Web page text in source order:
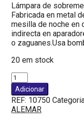
Lámpara de
Fabricada en metal
mesilla de noche en
indirecta en
o zaguanes.Usa
20 em stock
Quantidade
de
PORTATIL
MURSI
MARFIL
Adicionar
REF: 10750
ALEMAR